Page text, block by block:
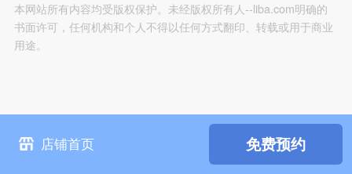
店铺首页 免费预约
本网站所有内容均受版权保护。未经版权所有人--liba.com明确的
书面许可，任何机构和个人不得以任何方式翻印、转载或用于商业
用途。